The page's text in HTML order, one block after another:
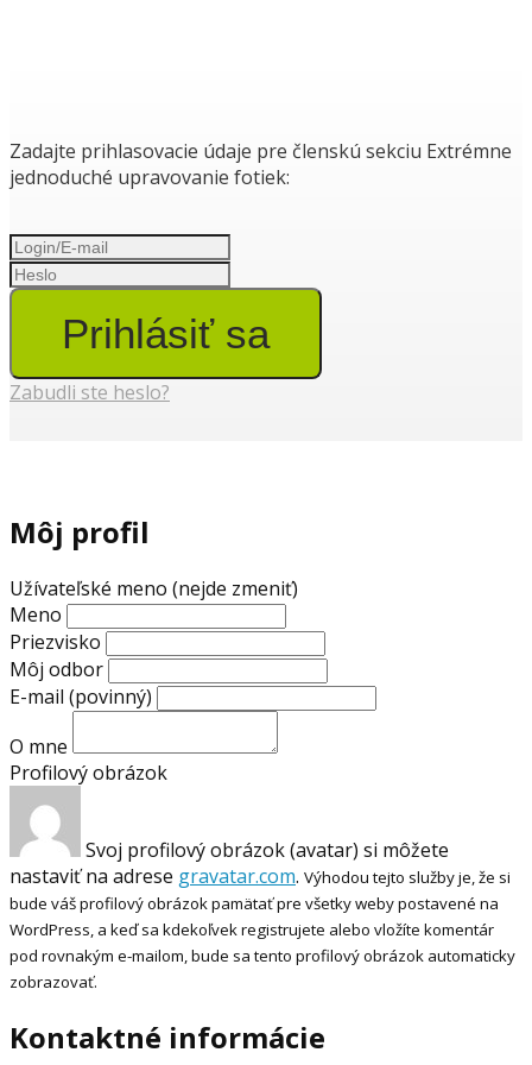
Zadajte prihlasovacie údaje pre členskú sekciu Extrémne
jednoduché upravovanie fotiek:
Prihlásiť sa
Zabudli ste heslo?
Môj profil
Užívateľské meno (nejde zmeniť)
Meno
Priezvisko
Môj odbor
E-mail (povinný)
O mne
Profilový obrázok
Svoj profilový obrázok (avatar) si môžete
nastaviť na adrese gravatar.com. Výhodou tejto služby je, že si
bude váš profilový obrázok pamätať pre všetky weby postavené na
WordPress, a keď sa kdekoľvek registrujete alebo vložíte komentár
pod rovnakým e-mailom, bude sa tento profilový obrázok automaticky
zobrazovať.
Kontaktné informácie